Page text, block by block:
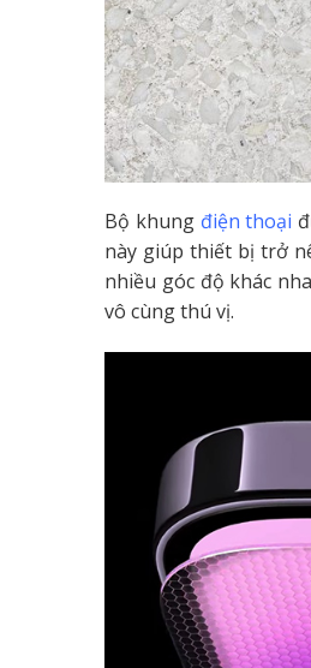
Bộ khung điện thoại
này giúp thiết bị trở
nhiều góc độ khác
vô cùng thú vị.